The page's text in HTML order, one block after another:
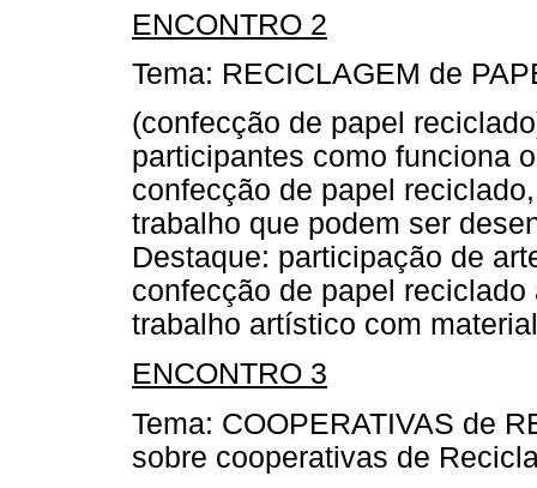
ENCONTRO 2
Tema: RECICLAGEM de
(confecção de papel
participantes como funciona
confecção de papel
trabalho que podem ser
Destaque: participação de
confecção de papel
trabalho artístico com
ENCONTRO 3
Tema: COOPERATIVAS de
sobre cooperativas de